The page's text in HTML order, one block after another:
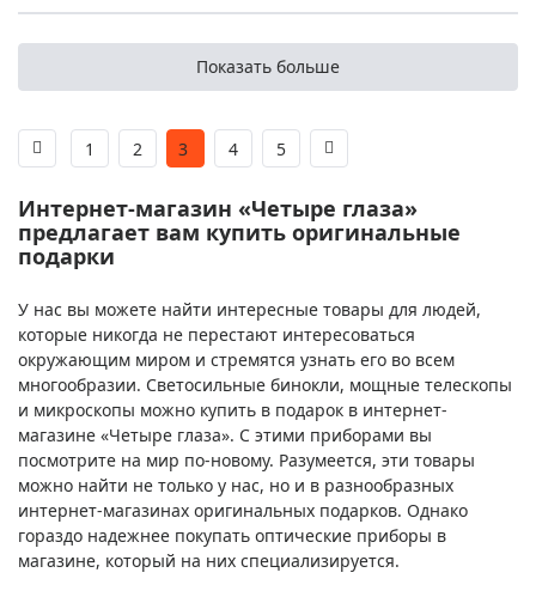
Показать больше
1 2 3 4 5
Интернет-магазин «Четыре глаза»
предлагает вам купить оригинальные
подарки
У нас вы можете найти интересные товары для людей,
которые никогда не перестают интересоваться
окружающим миром и стремятся узнать его во всем
многообразии. Светосильные бинокли, мощные телескопы
и микроскопы можно купить в подарок в интернет-
магазине «Четыре глаза». С этими приборами вы
посмотрите на мир по-новому. Разумеется, эти товары
можно найти не только у нас, но и в разнообразных
интернет-магазинах оригинальных подарков. Однако
гораздо надежнее покупать оптические приборы в
магазине, который на них специализируется.